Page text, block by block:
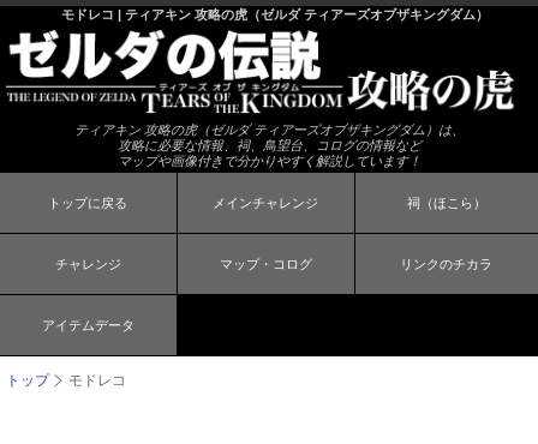
モドレコ | ティアキン 攻略の虎（ゼルダ ティアーズオブザキングダム）
ティアキン 攻略の虎（ゼルダ ティアーズオブザキングダム）は、
攻略に必要な情報、祠、鳥望台、コログの情報など
マップや画像付きで分かりやすく解説しています！
トップに戻る メインチャレンジ 祠（ほこら）
チャレンジ マップ・コログ リンクのチカラ
アイテムデータ
トップ モドレコ